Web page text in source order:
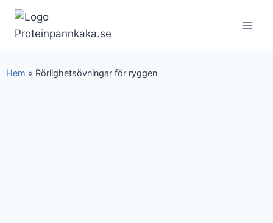
Hem » Rörlighetsövningar för ryggen